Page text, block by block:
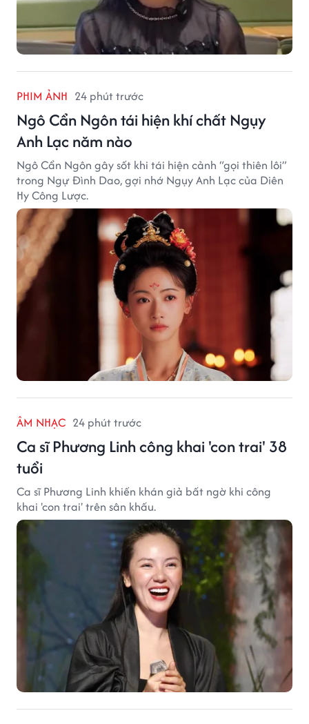
PHIM ẢNH 24 phút trước
Ngô Cẩn Ngôn tái hiện khí chất Ngụy
Anh Lạc năm nào
Ngô Cẩn Ngôn gây sốt khi tái hiện cảnh “gọi thiên lôi”
trong Ngự Đình Dao, gợi nhớ Ngụy Anh Lạc của Diên
Hy Công Lược.
ÂM NHẠC 24 phút trước
Ca sĩ Phương Linh công khai 'con trai' 38
tuổi
Ca sĩ Phương Linh khiến khán giả bất ngờ khi công
khai 'con trai' trên sân khấu.